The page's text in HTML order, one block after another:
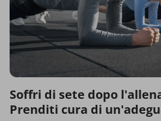
Soffri di sete dopo
Prenditi cura di